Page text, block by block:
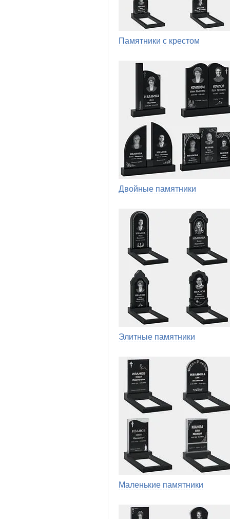
Памятники с крестом
Двойные памятники
Элитные памятники
Маленькие памятники